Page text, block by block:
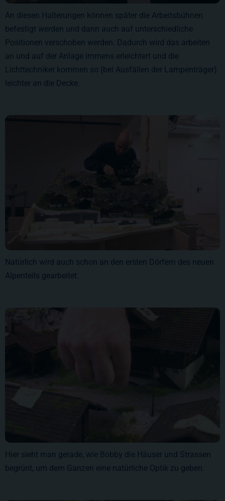
An diesen Halterungen können später die Arbeitsbühnen
befestigt werden und dann auch auf unterschiedliche
Positionen verschoben werden. Dadurch wird das arbeiten
an und auf der Anlage immens erleichtert und die
Lichttechniker kommen so (bei Ausfällen der Lampenträger)
leichter an die Decke.
Natürlich wird auch schon an den ersten Dörfern des neuen
Alpenteils gearbeitet.
Hier sieht man gerade, wie Bobby die Häuser und Strassen
begrünt, um dem Ganzen eine natürliche Optik zu geben.